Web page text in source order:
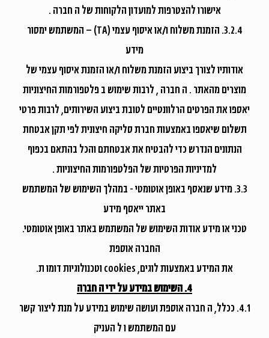
אישורו להצטרפות למועדון הלקוחות של ה חברה .
3.2.4. הזמנת משלוח ו/או איסוף עצמי (TA) – המשתמש ימסור
מידע
אודותיו לצורך ביצוע הזמנת משלוח ו/או הזמנת איסוף עצמי של
מוצרים מהאתר . ה חברה , לרבות שימוש ב פלטפורמות החיצוניות
יאספו את הפרטים הרלוונטיים לטובת ביצוע השירותים, לרבות פרטי
תשלום שיאספו באמצעות חברת סליקה חיצונית לפי תקן אבטחת
הנתונים הנדרש כדי להבטיח את אבטחתם והכל בהתאם בכפוף
למדיניות הפרטיות של הפלטפורמות החיצוניות .
3.3. מידע שנאסף באופן אוטומטי - במהלך השימוש של המשתמש
באתר ייאסף מידע
טכני או מידע אודות השימוש של המשתמש באתר באופן אוטומטי.
החברה אוספת
את המידע באמצעות לוגים, cookies וטכנולוגיות דומו ת.
4. השימוש במידע על ידי ה חברה
4.1. ככלל, ה חברה אוספת ועושה שימוש במידע על מנת ליצור קשר
עם המשתמש ו ל העניק